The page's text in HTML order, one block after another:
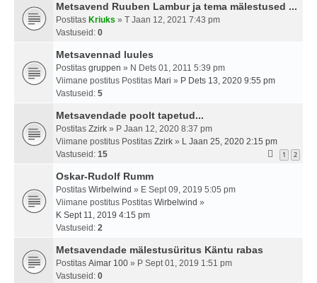
Metsavend Ruuben Lambur ja tema mälestused ...
Postitas Kriuks » T Jaan 12, 2021 7:43 pm
Vastuseid: 0
Metsavennad luules
Postitas gruppen » N Dets 01, 2011 5:39 pm
Viimane postitus Postitas Mari » P Dets 13, 2020 9:55 pm
Vastuseid: 5
Metsavendade poolt tapetud...
Postitas Zzirk » P Jaan 12, 2020 8:37 pm
Viimane postitus Postitas Zzirk » L Jaan 25, 2020 2:15 pm
Vastuseid: 15 1 2
Oskar-Rudolf Rumm
Postitas Wirbelwind » E Sept 09, 2019 5:05 pm
Viimane postitus Postitas Wirbelwind »
K Sept 11, 2019 4:15 pm
Vastuseid: 2
Metsavendade mälestusüritus Käntu rabas
Postitas Aimar 100 » P Sept 01, 2019 1:51 pm
Vastuseid: 0